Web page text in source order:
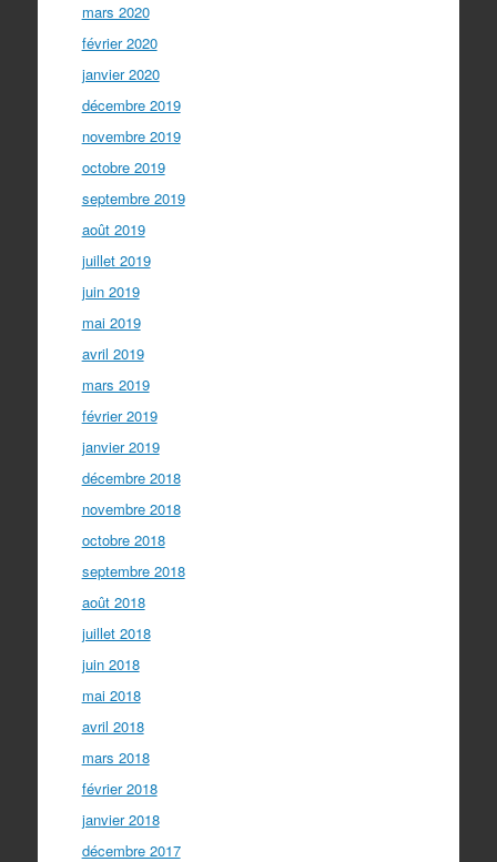
mars 2020
février 2020
janvier 2020
décembre 2019
novembre 2019
octobre 2019
septembre 2019
août 2019
juillet 2019
juin 2019
mai 2019
avril 2019
mars 2019
février 2019
janvier 2019
décembre 2018
novembre 2018
octobre 2018
septembre 2018
août 2018
juillet 2018
juin 2018
mai 2018
avril 2018
mars 2018
février 2018
janvier 2018
décembre 2017